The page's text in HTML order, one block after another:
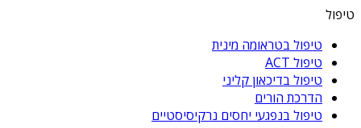
טיפול
טיפול בטראומה מינית
טיפול ACT
טיפול בדיכאון קליני
הדרכת הורים
טיפול בנפגעי יחסים נרקיסיסטיים